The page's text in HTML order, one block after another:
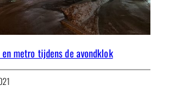
en metro tijdens de avondklok